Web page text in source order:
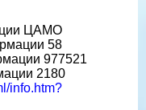
ЦАМО
58
977521
2180
info.htm?